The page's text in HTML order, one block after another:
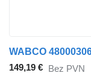
149,19 € Bez PVN